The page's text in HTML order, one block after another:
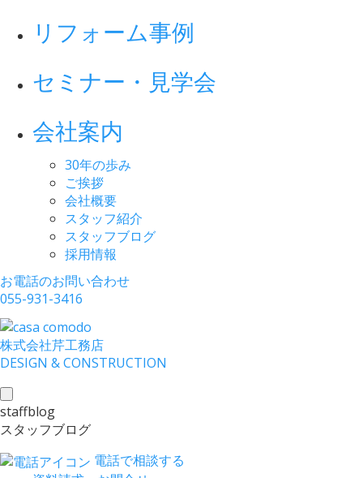
リフォーム事例
セミナー・見学会
会社案内
30年の歩み
ご挨拶
会社概要
スタッフ紹介
スタッフブログ
採用情報
お電話のお問い合わせ
055-931-3416
株式会社芹工務店
DESIGN &CONSTRUCTION
toggle
navigation
staffblog
スタッフブログ
電話で相談する